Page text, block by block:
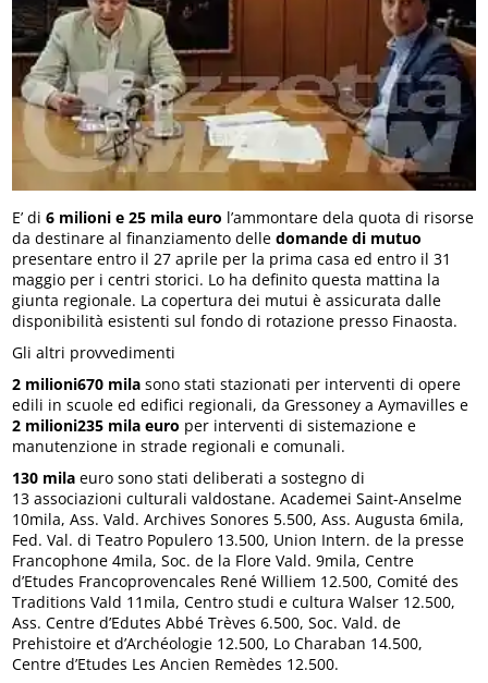
E’ di6 milioni e 25 mila euro l’ammontare dela quota di risorse
da destinare al finanziamento delledomande di mutuo
presentare entro il 27 aprile per la prima casa ed entro il 31
maggio per i centri storici. Lo ha definito questa mattina la
giunta regionale. La copertura dei mutui è assicurata dalle
disponibilità esistenti sul fondo di rotazione presso Finaosta.
Gli altri provvedimenti
2 milioni670 mila sono stati stazionati per interventi di opere
edili in scuole ed edifici regionali, da Gressoney a Aymavilles e
2 milioni235 mila euro per interventi di sistemazione e
manutenzione in strade regionali e comunali.
130 mila euro sono stati deliberati a sostegno di
13 associazioni culturali valdostane. Academei Saint-Anselme
10mila, Ass. Vald. Archives Sonores 5.500, Ass. Augusta 6mila,
Fed. Val. di Teatro Populero 13.500, Union Intern. de la presse
Francophone 4mila, Soc. de la Flore Vald. 9mila, Centre
d’Etudes Francoprovencales René Williem 12.500, Comité des
Traditions Vald 11mila, Centro studi e cultura Walser 12.500,
Ass. Centre d’Edutes Abbé Trèves 6.500, Soc. Vald. de
Prehistoire et d’Archéologie 12.500, Lo Charaban 14.500,
Centre d’Etudes Les Ancien Remèdes 12.500.